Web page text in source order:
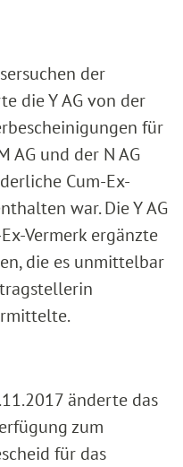
der
die Y AG von der
für
AG und der N AG
Cum-Ex-
war. Die Y AG
Vermerk ergänzte
die es unmittelbar
änderte das
zum
für das